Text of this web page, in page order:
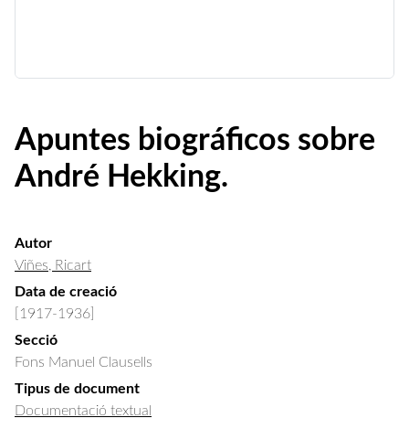
Apuntes biográficos sobre
André Hekking.
Autor
Viñes, Ricart
Data de creació
[1917-1936]
Secció
Fons Manuel Clausells
Tipus de document
Documentació textual